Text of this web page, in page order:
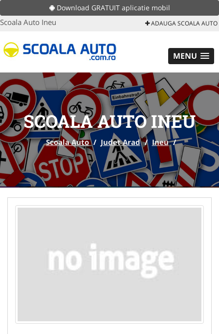
Download GRATUIT aplicatie mobil
Scoala Auto Ineu ADAUGA SCOALA AUTO
MENU
SCOALA AUTO INEU
Scoala Auto / Judet Arad / Ineu /